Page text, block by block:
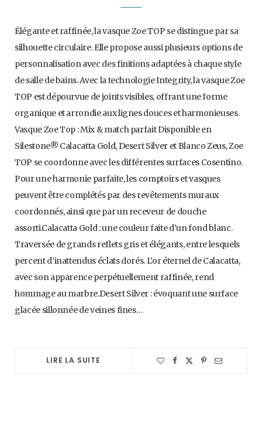
Élégante et raffinée, la vasque Zoe TOP se distingue par sa
silhouette circulaire. Elle propose aussi plusieurs options de
personnalisation avec des finitions adaptées à chaque style
de salle de bains. Avec la technologie Integrity, la vasque Zoe
TOP est dépourvue de joints visibles, offrant une forme
organique et arrondie aux lignes douces et harmonieuses.
Vasque Zoe Top : Mix & match parfait Disponible en
Silestone® Calacatta Gold, Desert Silver et Blanco Zeus, Zoe
TOP se coordonne avec les différentes surfaces Cosentino.
Pour une harmonie parfaite, les comptoirs et vasques
peuvent être complétés par des revêtements muraux
coordonnés, ainsi que par un receveur de douche
assorti.Calacatta Gold : une couleur faite d’un fond blanc.
Traversée de grands reflets gris et élégants, entre lesquels
percent d’inattendus éclats dorés. L’or éternel de Calacatta,
avec son apparence perpétuellement raffinée, rend
hommage au marbre.Desert Silver : évoquant une surface
glacée sillonnée de veines fines…
LIRE LA SUITE